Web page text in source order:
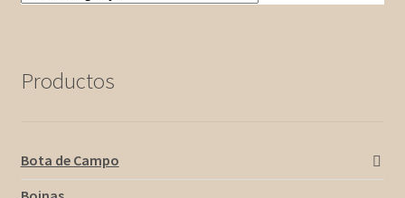
Productos
Bota de Campo